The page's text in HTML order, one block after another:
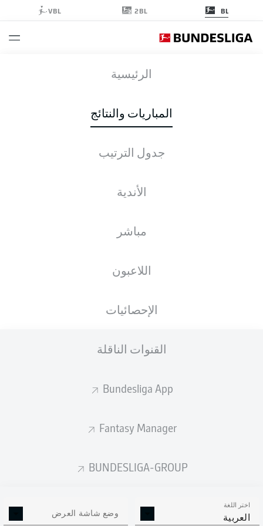
BL
2BL
VBL
الرئيسية
المباريات والنتائج
جدول الترتيب
الأندية
مباشر
اللاعبون
الإحصائيات
القنوات الناقلة
Bundesliga App
Fantasy Manager
BUNDESLIGA-GROUP
اختر اللغة
العربية وضع شاشة العرض
الأخبار التشكيلات الإحصائيات
0